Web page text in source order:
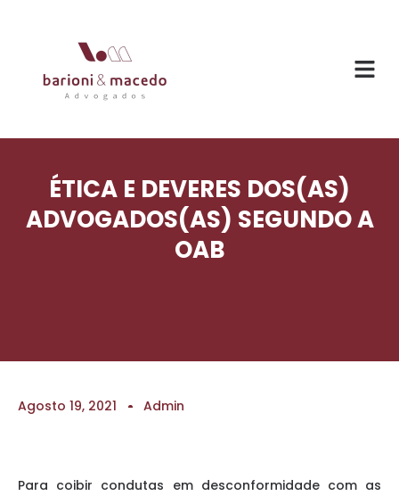
ÉTICA E DEVERES DOS(AS)
ADVOGADOS(AS) SEGUNDO A
OAB
Agosto 19, 2021 Admin
Para coibir condutas em desconformidade com as